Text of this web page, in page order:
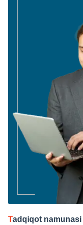
Tadqiqot namunasi